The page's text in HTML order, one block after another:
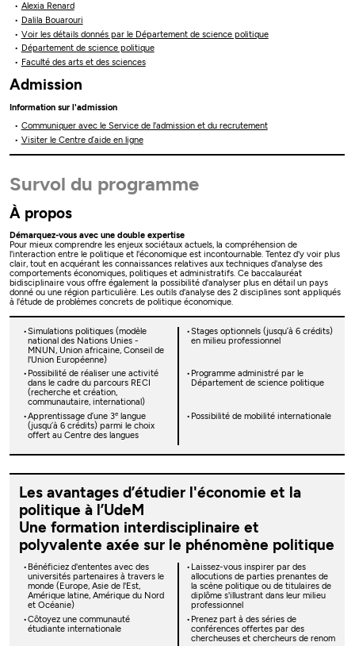
Alexia Renard
Dalila Bouarouri
Voir les détails donnés par le Département de science politique
Département de science politique
Faculté des arts et des sciences
Admission
Information sur l'admission
Communiquer avec le Service de l'admission et du recrutement
Visiter le Centre d’aide en ligne
Survol du programme
À propos
Démarquez-vous avec une double expertise
Pour mieux comprendre les enjeux sociétaux actuels, la compréhension de
l'interaction entre le politique et l'économique est incontournable. Tentez d'y voir plus
clair, tout en acquérant les connaissances relatives aux techniques d'analyse des
comportements économiques, politiques et administratifs. Ce baccalauréat
bidisciplinaire vous offre également la possibilité d'analyser plus en détail un pays
donné ou une région particulière. Les outils d'analyse des 2 disciplines sont appliqués
à l'étude de problèmes concrets de politique économique.
Simulations politiques (modèle
national des Nations Unies -
MNUN, Union africaine, Conseil de
l'Union Européenne)
Stages optionnels (jusqu’à 6 crédits)
en milieu professionnel
Possibilité de réaliser une activité
dans le cadre du parcours RECI
(recherche et création,
communautaire, international)
Programme administré par le
Département de science politique
Apprentissage d’une 3elangue
(jusqu’à 6 crédits) parmi le choix
offert au Centre des langues
Possibilité de mobilité internationale
Les avantages d’étudier l'économie et la
politique à l’UdeM
Une formation interdisciplinaire et
polyvalente axée sur le phénomène politique
Bénéficiez d'ententes avec des
universités partenaires à travers le
monde (Europe, Asie de l'Est,
Amérique latine, Amérique du Nord
et Océanie)
Laissez-vous inspirer par des
allocutions de parties prenantes de
la scène politique ou de titulaires de
diplôme s'illustrant dans leur milieu
professionnel
Côtoyez une communauté
étudiante internationale
Prenez part à des séries de
conférences offertes par des
chercheuses et chercheurs de renom